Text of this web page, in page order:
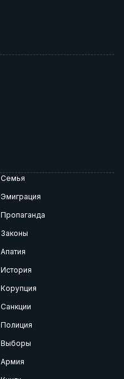
Семья
Эмиграция
Пропаганда
Законы
Апатия
История
Корупция
Санкции
Полиция
Выборы
Армия